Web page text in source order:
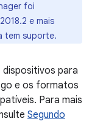
foi
e mais
tem suporte.
para
e os formatos
Para mais
Segundo